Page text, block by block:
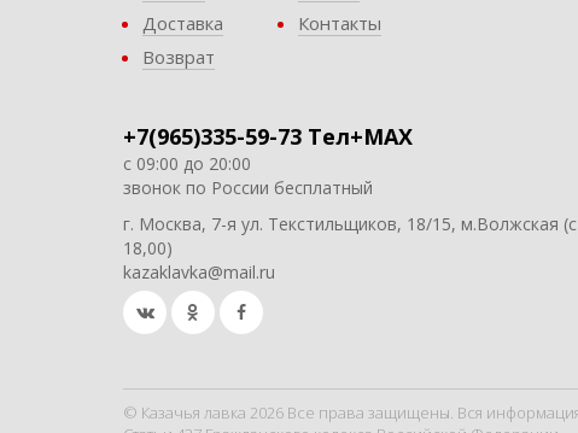
Доставка
Возврат
Контакты
+7(965)335-59-73 Тел+MAX
с 09:00 до 20:00
звонок по России бесплатный
г. Москва, 7-я ул. Текстильщиков, 18/15, м.Волжская
18,00)
kazaklavka@mail.ru
© Казачья лавка 2026 Все права защищены. Вся